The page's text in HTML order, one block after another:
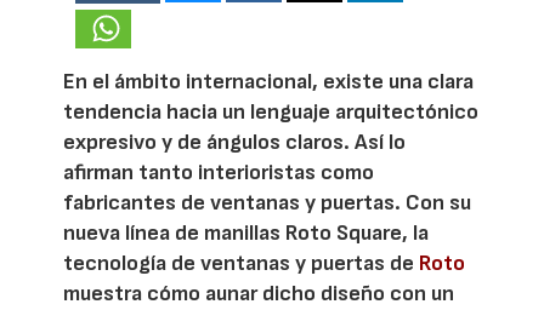
En el ámbito internacional, existe una clara
tendencia hacia un lenguaje arquitectónico
expresivo y de ángulos claros. Así lo
afirman tanto interioristas como
fabricantes de ventanas y puertas. Con su
nueva línea de manillas Roto Square, la
tecnología de ventanas y puertas de Roto
muestra cómo aunar dicho diseño con un